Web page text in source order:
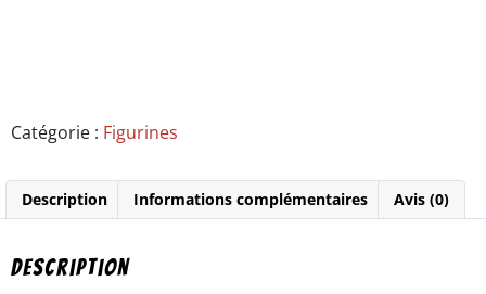
BWFC
-
Super
Master
Piece
Catégorie : Figurines
Description Informations complémentaires Avis (0)
Description